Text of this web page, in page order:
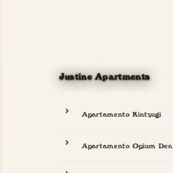
Justine Apartments
Apartamento Kintsugi
Apartamento Opium Den